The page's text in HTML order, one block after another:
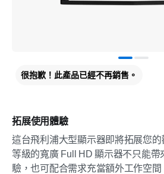
拓展使用體驗
這台飛利浦大型顯示器即將拓展您
等級的寬廣 Full HD 顯示器不只能帶
驗，也可配合需求充當額外工作空間
很抱歉！此產品已經不再銷售。